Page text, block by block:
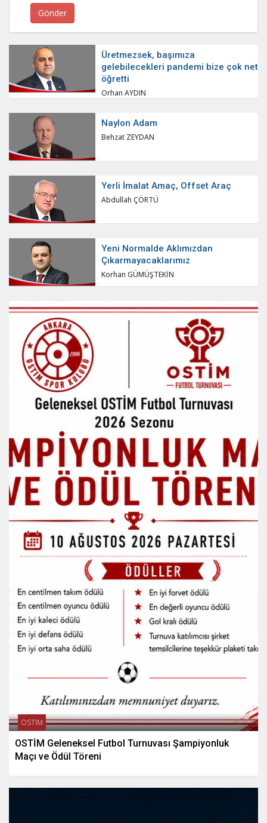
Üretmezsek, başımıza
gelebilecekleri pandemi bize çok net
öğretti
Orhan AYDIN
Naylon Adam
Behzat ZEYDAN
Yerli İmalat Amaç, Offset Araç
Abdullah ÇÖRTÜ
Yeni Normalde Aklımızdan
Çıkarmayacaklarımız
Korhan GÜMÜŞTEKİN
OSTİM
OSTİM Geleneksel Futbol Turnuvası Şampiyonluk
Maçı ve Ödül Töreni